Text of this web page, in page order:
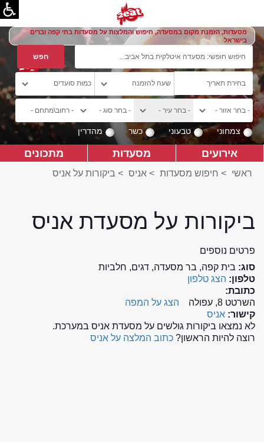
מסעדות, הזמנת מקום במסעדה, חיפוש והמלצות על מסעדות בתי קפה וברים
בישראל
צמחוני טבעוני כשר מהדרין
אירועים מסעדות מתכונים
ראשי > חיפוש מסעדות > אניס > ביקורות על אניס
ביקורות על מסעדת אניס
פרטים נוספים
סוג: בית קפה, בר מסעדה, דגים, חלביות
טלפון: הצג טלפון
כתובת:
השרטט 8, עפולה
הצג על המפה
קישור: אניס
לא נמצאו ביקורות גולשים על מסעדת אניס במערכת.
רוצה להיות הראשון? כתוב המלצה על אניס